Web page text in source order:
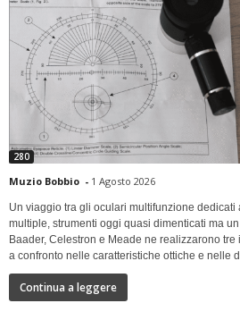
280
Muzio Bobbio - 1 Agosto 2026
Un viaggio tra gli oculari multifunzione
multiple, strumenti oggi quasi dimenticati ma
Baader, Celestron e Meade ne realizzarono
a confronto nelle caratteristiche ottiche e nelle
Continua a leggere